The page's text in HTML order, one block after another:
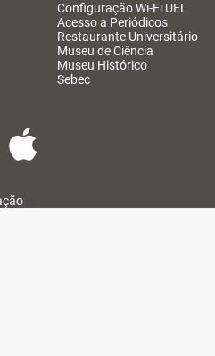
Configuração Wi-Fi UEL
Acesso a Periódicos
Restaurante Universitário
Museu de Ciência
Museu Histórico
Sebec